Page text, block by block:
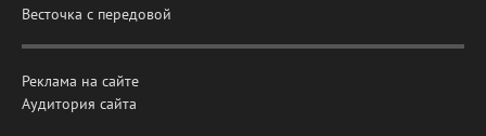
Весточка с передовой
Реклама на сайте
Аудитория сайта